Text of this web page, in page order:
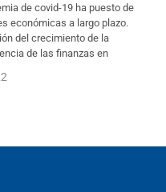
de covid-19 ha puesto de
económicas a largo plazo.
del crecimiento de la
de las finanzas en